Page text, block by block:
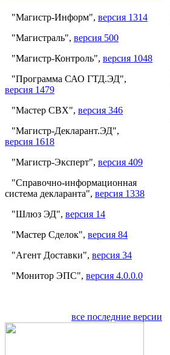
"Магистр-Информ", версия 1314
"Магистраль", версия 500
"Магистр-Контроль", версия 1048
"Программа САО ГТД.ЭД",
версия 1479
"Мастер СВХ", версия 346
"Магистр-Декларант.ЭД",
версия 1618
"Магистр-Эксперт", версия 409
"Справочно-информационная
система декларанта", версия 1338
"Шлюз ЭД", версия 14
"Мастер Сделок", версия 84
"Агент Доставки", версия 34
"Монитор ЭПС", версия 4.0.0.0
все последние версии